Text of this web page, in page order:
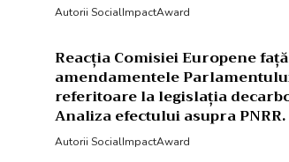
Autorii SocialImpactAward
Reacția Comisiei Europene
amendamentele
referitoare la legislația
Analiza efectului asupra PNRR.
Autorii SocialImpactAward